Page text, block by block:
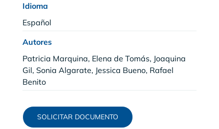
Idioma
Español
Autores
Patricia Marquina, Elena de Tomás, Joaquina
Gil, Sonia Algarate, Jessica Bueno, Rafael
Benito
SOLICITAR DOCUMENTO